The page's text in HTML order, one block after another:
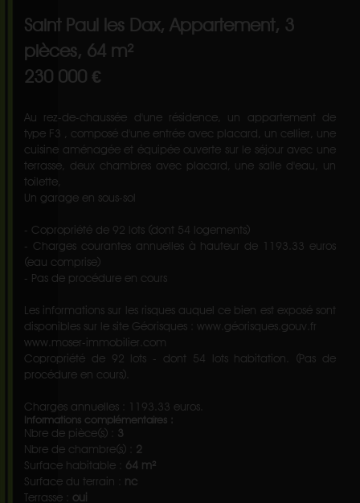
Saint Paul les Dax, Appartement, 3
pièces, 64 m²
230 000 €
Au rez-de-chaussée d'une résidence, un appartement de
type F3 , composé d'une entrée avec placard, un cellier, une
cuisine aménagée et équipée ouverte sur le séjour avec une
terrasse, deux chambres avec placard, une salle d'eau, un
toilette,
Un garage en sous-sol
- Copropriété de 92 lots (dont 54 logements)
- Charges courantes annuelles à hauteur de 1193.33 euros
(eau comprise)
- Pas de procédure en cours
Les informations sur les risques auquel ce bien est exposé sont
disponibles sur le site Géorisques : www.géorisques.gouv.fr
www.moser-immobilier.com
Copropriété de 92 lots - dont 54 lots habitation. (Pas de
procédure en cours).
Charges annuelles : 1193.33 euros.
Informations complémentaires :
Nbre de pièce(s) : 3
Nbre de chambre(s) : 2
Surface habitable : 64 m²
Surface du terrain : nc
Terrasse : oui